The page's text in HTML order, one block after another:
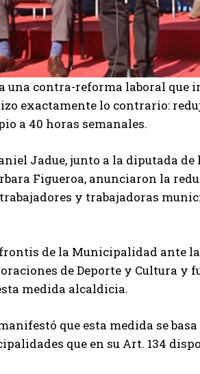
una contra-reforma laboral que
exactamente lo contrario:
a 40 horas semanales.
Jadue, junto a la diputada
Figueroa, anunciaron la
y trabajadoras
de la Municipalidad ante
de Deporte y Cultura y
medida alcaldicia.
que esta medida se basa
que en su Art. 134